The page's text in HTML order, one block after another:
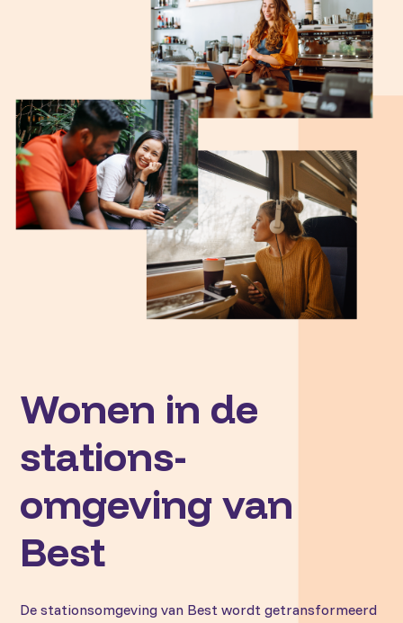
Wonen in de
stations-
omgeving van
Best
De stationsomgeving van Best wordt getransformeerd